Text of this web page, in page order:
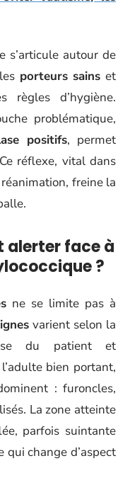
s’articule autour de
porteurs sains et
règles d’hygiène.
problématique,
positifs, permet
réflexe, vital dans
freine la
alerter face à
?
ne se limite pas à
varient selon la
du patient et
bien portant,
: furoncles,
La zone atteinte
parfois suintante
qui change d’aspect